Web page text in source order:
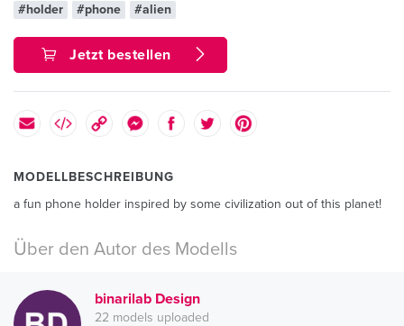
#holder #phone #alien
Jetzt bestellen
MODELLBESCHREIBUNG
a fun phone holder inspired by some civilization out of this planet!
Über den Autor des Modells
binarilab Design
22 models uploaded